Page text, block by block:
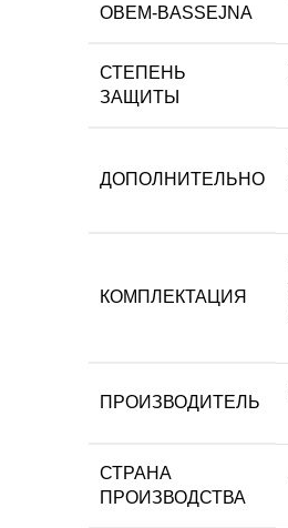
OBEM-BASSEJNA
СТЕПЕНЬ
ЗАЩИТЫ
ДОПОЛНИТЕЛЬНО
КОМПЛЕКТАЦИЯ
ПРОИЗВОДИТЕЛЬ
СТРАНА
ПРОИЗВОДСТВА